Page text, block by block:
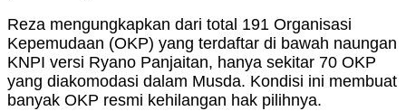
Reza mengungkapkan dari total 191 Organisasi
Kepemudaan (OKP) yang terdaftar di bawah naungan
KNPI versi Ryano Panjaitan, hanya sekitar 70 OKP
yang diakomodasi dalam Musda. Kondisi ini membuat
banyak OKP resmi kehilangan hak pilihnya.